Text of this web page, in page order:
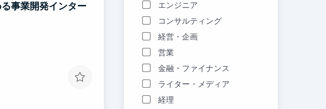
事業開発インター
エンジニア
コンサルティング
経営・企画
営業
金融・ファイナンス
ライター・メディア
経理